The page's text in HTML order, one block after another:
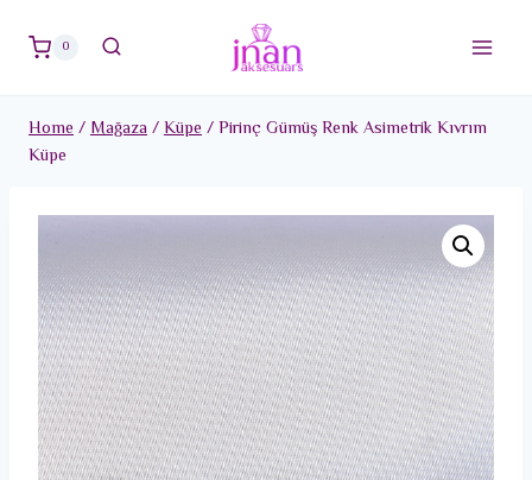
0
Home/Mağaza/Küpe/Pirinç Gümüş Renk Asimetrik Kıvrım
Küpe